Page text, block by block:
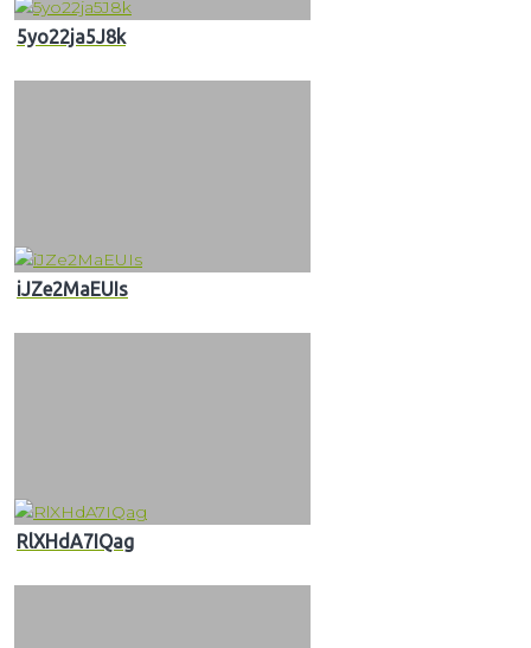
5yo22ja5J8k
iJZe2MaEUIs
RlXHdA7IQag